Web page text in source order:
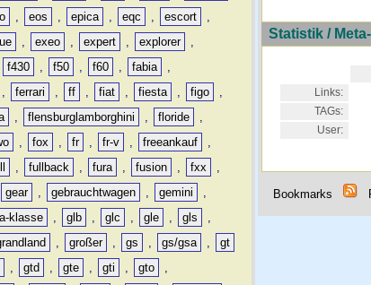
, eos , epica , eqc , escort
,
, exeo , expert , explorer
,
f430 , f50 , f60 , fabia
,
, ferrari , ff , fiat , fiesta , figo
,
, flensburglamborghini , floride
,
, fox , fr , fr-v , freeankauf
,
, fullback , fura , fusion , fxx
,
gear , gebrauchtwagen , gemini
,
klasse , glb , glc , gle , gls
,
, großer , gs , gs/gsa ,
gt
, gtd , gte , gti , gto
,
Statistik /
Links:
TAGs:
User:
Bookmarks